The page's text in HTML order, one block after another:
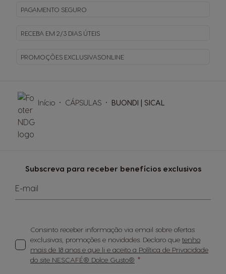
PAGAMENTO SEGURO
RECEBA EM 2/3 DIAS ÚTEIS
PROMOÇÕES EXCLUSIVASONLINE
Subscreva para receber benefícios exclusivos
E-mail
Consinto receber informação via email sobre ofertas
exclusivas, promoções e novidades. Declaro que tenho
mais de 18 anos e que li e aceito a Política de Privacidade
do site NESCAFÉ® Dolce Gusto®
Início CÁPSULAS BUONDI | SICAL